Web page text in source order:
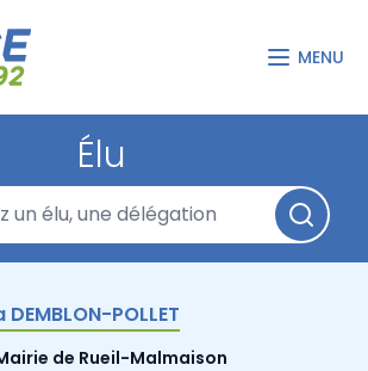
MENU
Élu
DEMBLON-POLLET
de Rueil-Malmaison